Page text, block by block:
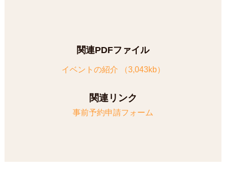
関連PDFファイル
イベントの紹介 （3,043kb）
関連リンク
事前予約申請フォーム